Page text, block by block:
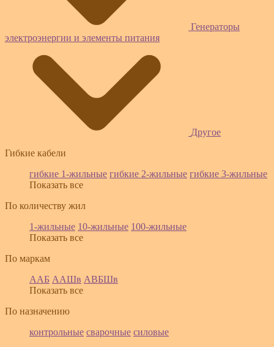
Генераторы
электроэнергии и элементы питания
Другое
Гибкие кабели
гибкие 1-жильные гибкие 2-жильные гибкие 3-жильные
Показать все
По количеству жил
1-жильные 10-жильные 100-жильные
Показать все
По маркам
ААБ ААШв АВБШв
Показать все
По назначению
контрольные сварочные силовые